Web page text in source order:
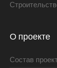
О проекте
Состав